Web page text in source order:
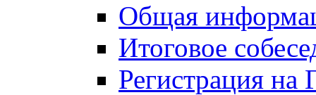
Общая
Итоговое
Регистрация